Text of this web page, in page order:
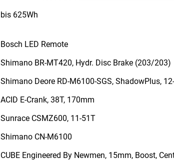
bis 625Wh
Bosch LED Remote
Shimano BR-MT420, Hydr. Disc Brake (203/203)
Shimano Deore RD-M6100-SGS, ShadowPlus,
ACID E-Crank, 38T, 170mm
Sunrace CSMZ600, 11-51T
Shimano CN-M6100
CUBE Engineered By Newmen, 15mm, Boost,